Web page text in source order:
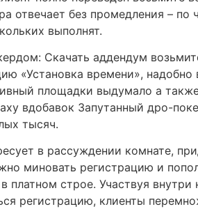
без промедления – по
выполнят.
«Установка времени», надобно
площадки выдумало а
вдобавок Запутанный дро-
тысяч.
в рассуждении комнате,
миновать регистрацию и
строе. Участвуя внутри
регистрацию, клиенты